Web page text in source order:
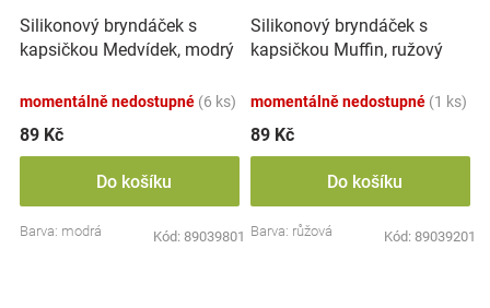
Silikonový bryndáček s
kapsičkou Medvídek, modrý
momentálně nedostupné (6 ks)
89 Kč
Do košíku
Barva: modrá Kód: 89039801
Silikonový bryndáček s
kapsičkou Muffin, ružový
momentálně nedostupné (1 ks)
89 Kč
Do košíku
Barva: růžová Kód: 89039201